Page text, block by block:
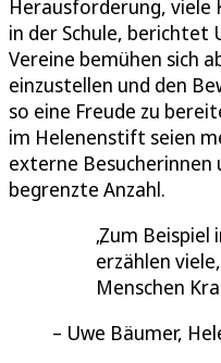
Herausforderung, viele
in der Schule, berichtet
Vereine bemühen sich
einzustellen und den
so eine Freude zu
im Helenenstift seien
externe Besucherinnen
begrenzte Anzahl.
Zum Beispiel
erzählen
Menschen
Uwe Bäumer,